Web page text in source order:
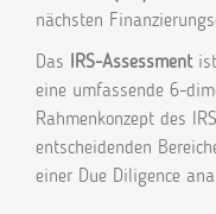
nächsten
Das IRS-Assessmentist
eine umfassende 6-
Rahmenkonzept des
entscheidenden
einer Due Diligence